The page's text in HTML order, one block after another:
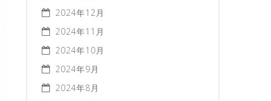
2024年12月
2024年11月
2024年10月
2024年9月
2024年8月